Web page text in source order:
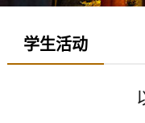
学生活动